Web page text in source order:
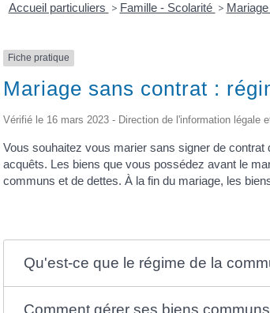
Accueil particuliers > Famille - Scolarité > Mariage
Fiche pratique
Mariage sans contrat :
Vérifié le 16 mars 2023 - Direction de l'information légale
Vous souhaitez vous marier sans signer de
acquêts. Les biens que vous possédez avant le
communs et de dettes. À la fin du mariage, les
Qu'est-ce que le régime de la
Comment gérer ses biens